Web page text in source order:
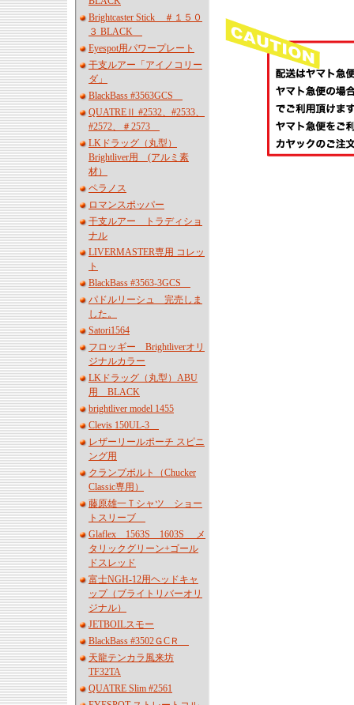
Brightcaster Stick ＃１５０
３ BLACK
Eyespot用パワープレート
干支ルアー「アイノコリー
ダ」
BlackBass #3563GCS
QUATREⅡ #2532、#2533、
#2572、＃2573
LKドラッグ（丸型）
Brightliver用 (アルミ素
材）
ペラノス
ロマンスポッパー
干支ルアー トラディショ
ナル
LIVERMASTER専用 コレッ
ト
BlackBass #3563-3GCS
パドルリーシュ 完売しま
した。
Satori1564
フロッギー Brightliverオリ
ジナルカラー
LKドラッグ（丸型）ABU
用 BLACK
brightliver model 1455
Clevis 150UL-3
レザーリールポーチ スピニ
ング用
クランプボルト（Chucker
Classic専用）
藤原雄一Ｔシャツ ショー
トスリーブ
Glaflex 1563S 1603S メ
タリックグリーン+ゴール
ドスレッド
富士NGH-12用ヘッドキャ
ップ（ブライトリバーオリ
ジナル）
JETBOILスモー
BlackBass #3502ＧCＲ
天龍テンカラ風来坊
TF32TA
QUATRE Slim #2561